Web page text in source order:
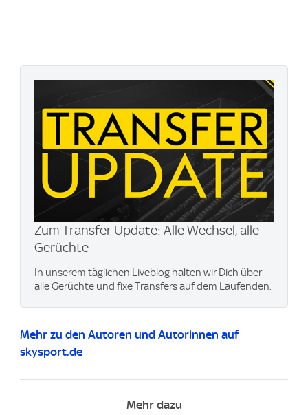
Zum Transfer Update: Alle Wechsel, alle
Gerüchte
In unserem täglichen Liveblog halten wir Dich über
alle Gerüchte und fixe Transfers auf dem Laufenden.
Mehr zu den Autoren und Autorinnen auf
skysport.de
Mehr dazu